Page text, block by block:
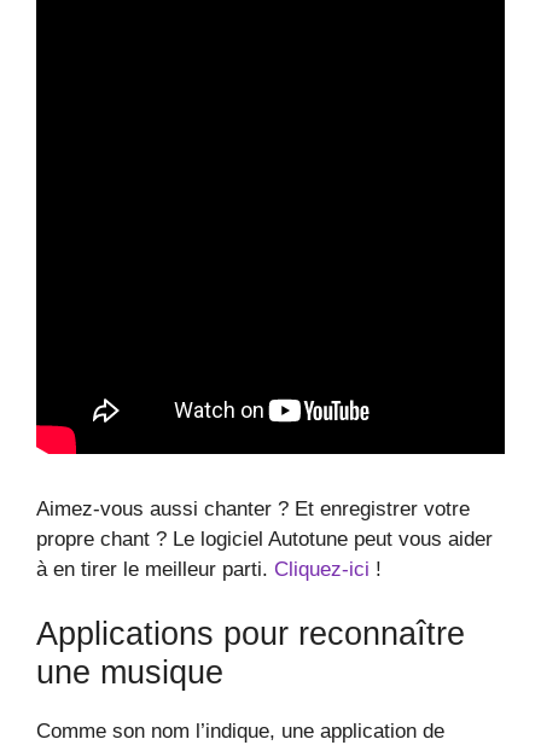
Aimez-vous aussi chanter ? Et enregistrer votre
propre chant ? Le logiciel Autotune peut vous aider
à en tirer le meilleur parti. Cliquez-ici !
Applications pour reconnaître
une musique
Comme son nom l’indique, une application de